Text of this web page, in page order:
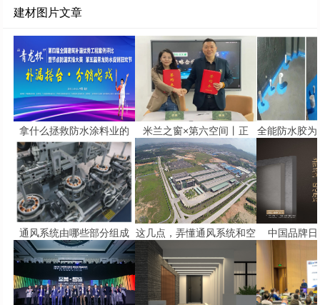
建材图片文章
拿什么拯救防水涂料业的 米兰之窗×第六空间丨正 全能防水胶
通风系统由哪些部分组成 这几点，弄懂通风系统和空 中国品牌